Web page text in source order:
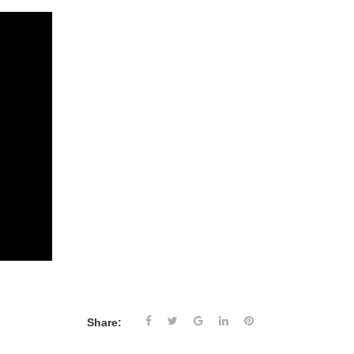
Share: